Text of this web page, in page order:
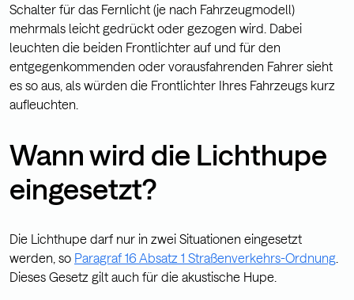
Schalter für das Fernlicht (je nach Fahrzeugmodell)
mehrmals leicht gedrückt oder gezogen wird. Dabei
leuchten die beiden Frontlichter auf und für den
entgegenkommenden oder vorausfahrenden Fahrer sieht
es so aus, als würden die Frontlichter Ihres Fahrzeugs kurz
aufleuchten.
Wann wird die Lichthupe
eingesetzt?
Die Lichthupe darf nur in zwei Situationen eingesetzt
werden, so Paragraf 16 Absatz 1 Straßenverkehrs-Ordnung
Dieses Gesetz gilt auch für die akustische Hupe.